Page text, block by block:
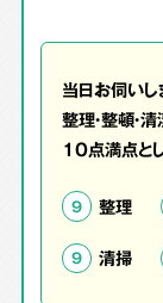
当日お伺いし
整理・整頓・
10点満点と
9 整理
9 清掃